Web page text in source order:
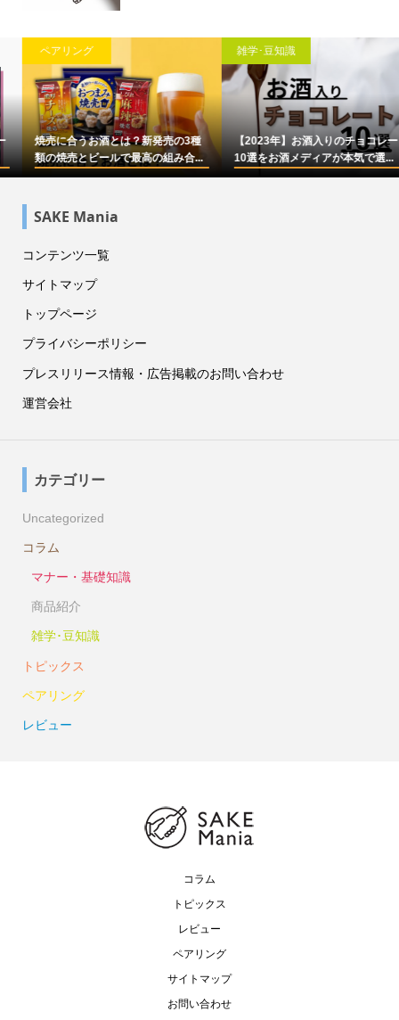
発売の3種
組み合...
雑学･豆知識
【2023年】お酒入りのチョコレート
10選をお酒メディアが本気で選...
雑学･豆知識
シャンパンのおすすめ
やより美味しく飲むコ
SAKE Mania
コンテンツ一覧
サイトマップ
トップページ
プライバシーポリシー
プレスリリース情報・広告掲載のお問い合わせ
運営会社
カテゴリー
Uncategorized
コラム
マナー・基礎知識
商品紹介
雑学･豆知識
トピックス
ペアリング
レビュー
コラム
トピックス
レビュー
ペアリング
サイトマップ
お問い合わせ